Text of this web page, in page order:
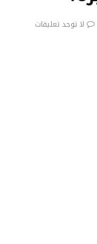
لا توجد تعليقات